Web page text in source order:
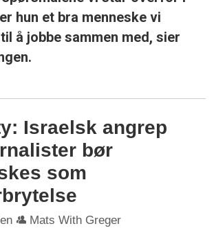
hun et bra menneske vi
å jobbe sammen med, sier
Israelsk angrep
bør
som
Mats With Greger